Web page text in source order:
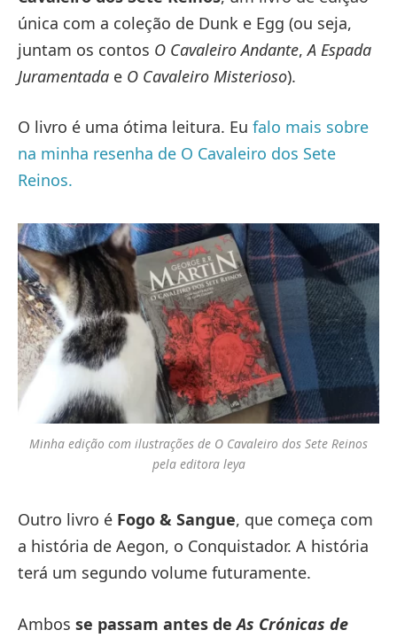
única com a coleção de Dunk e Egg (ou seja,
juntam os contos O Cavaleiro Andante,A Espada
Juramentada e O Cavaleiro Misterioso).
O livro é uma ótima leitura. Eu falo mais sobre
na minha resenha de O Cavaleiro dos Sete
Reinos.
Minha edição com ilustrações de O Cavaleiro dos Sete Reinos
pela editora leya
Outro livro é Fogo & Sangue, que começa com
a história de Aegon, o Conquistador. A história
terá um segundo volume futuramente.
Ambos se passam antes deAs Crónicas de